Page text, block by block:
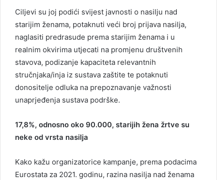
Ciljevi su joj podići svijest javnosti o nasilju nad
starijim ženama, potaknuti veći broj prijava nasilja,
naglasiti predrasude prema starijim ženama i u
realnim okvirima utjecati na promjenu društvenih
stavova, podizanje kapaciteta relevantnih
stručnjaka/inja iz sustava zaštite te potaknuti
donositelje odluka na prepoznavanje važnosti
unaprjeđenja sustava podrške.
17,8%, odnosno oko 90.000, starijih žena žrtve su
neke od vrsta nasilja
Kako kažu organizatorice kampanje, prema podacima
Eurostata za 2021. godinu, razina nasilja nad ženama